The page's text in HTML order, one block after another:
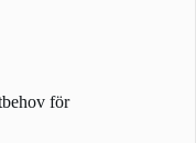
för